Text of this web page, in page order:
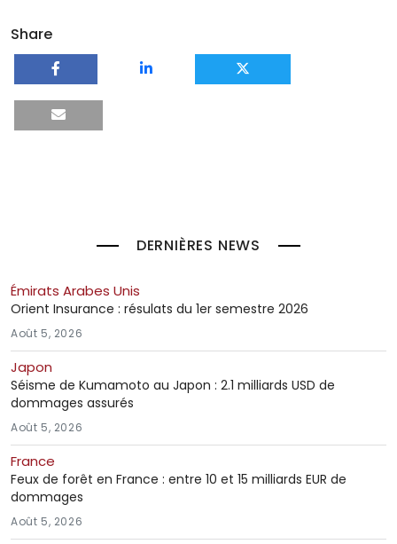
Share
DERNIÈRES NEWS
Émirats Arabes Unis
Orient Insurance : résulats du 1er semestre 2026
Août 5, 2026
Japon
Séisme de Kumamoto au Japon : 2.1 milliards USD de
dommages assurés
Août 5, 2026
France
Feux de forêt en France : entre 10 et 15 milliards EUR de
dommages
Août 5, 2026